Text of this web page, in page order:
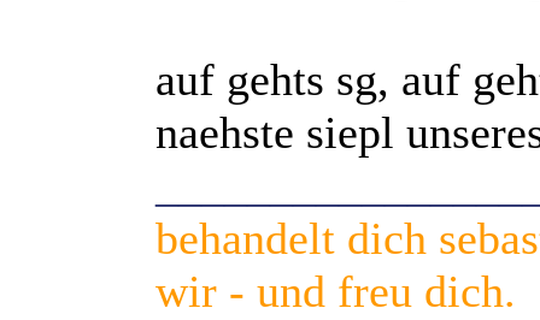
auf gehts sg, auf
naehste siepl
behandelt dich
wir - und freu dich.